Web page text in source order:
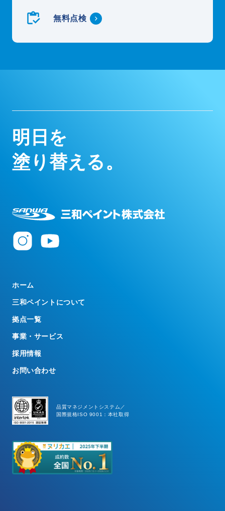
無料点検
明 日 を
塗り替え る。
ホーム
三和ペイントについて
拠点一覧
事業・サービス
採用情報
お問い合わせ
品質マネジメントシステム／
国際規格ISO 9001：本社取得